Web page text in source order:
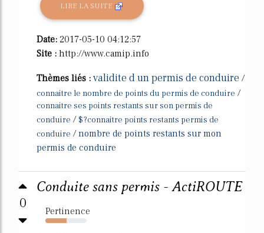
LIRE LA SUITE
Date: 2017-05-10 04:12:57
Site : http://www.camip.info
Thèmes liés : validite d un permis de conduire /
connaitre le nombre de points du permis de conduire /
connaitre ses points restants sur son permis de
conduire / $?connaitre points restants permis de
conduire /nombre de points restants sur mon
permis de conduire
0
Conduite sans permis - ActiROUTE
Pertinence
51%